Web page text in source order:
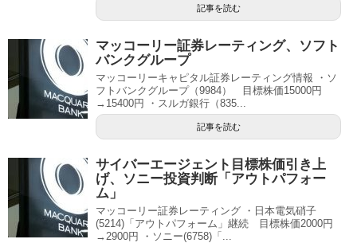
記事を読む
マッコーリー証券レーティング、ソフト
バンクグループ
マッコーリーキャピタル証券レーティング情報 ・ソ
フトバンクグループ（9984） 目標株価15000円
→15400円 ・スルガ銀行（835...
記事を読む
サイバーエージェント目標株価引き上
げ、ソニー投資判断「アウトパフォー
ム」
マッコーリー証券レーティング ・日本電気硝子
(5214)「アウトパフォーム」継続 目標株価2000円
→2900円 ・ソニー(6758)「...